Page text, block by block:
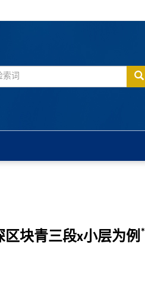
块青三段x小层为例*